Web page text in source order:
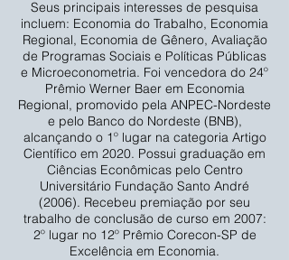
Seus principais interesses de pesquisa
incluem: Economia do Trabalho, Economia
Regional, Economia de Gênero, Avaliação
de Programas Sociais e Políticas Públicas
e Microeconometria. Foi vencedora do 24º
Prêmio Werner Baer em Economia
Regional, promovido pela ANPEC-Nordeste
e pelo Banco do Nordeste (BNB),
alcançando o 1º lugar na categoria Artigo
Científico em 2020. Possui graduação em
Ciências Econômicas pelo Centro
Universitário Fundação Santo André
(2006). Recebeu premiação por seu
trabalho de conclusão de curso em 2007:
2º lugar no 12º Prêmio Corecon-SP de
Excelência em Economia.